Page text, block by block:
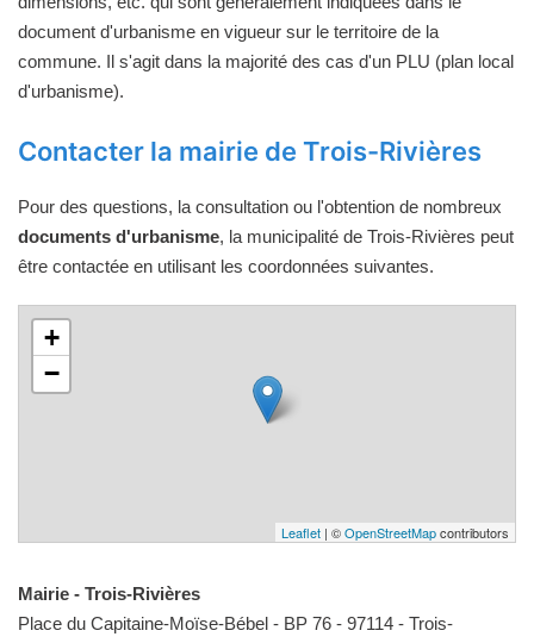
document d'urbanisme en vigueur sur le territoire de la
commune. Il s'agit dans la majorité des cas d'un PLU (plan local
d'urbanisme).
Contacter la mairie de Trois-Rivières
Pour des questions, la consultation ou l'obtention de nombreux
documents d'urbanisme, la municipalité de Trois-Rivières peut
être contactée en utilisant les coordonnées suivantes.
+
−
Leaflet | ©OpenStreetMapcontributors
Mairie - Trois-Rivières
Place du Capitaine-Moïse-Bébel - BP 76 - 97114 - Trois-